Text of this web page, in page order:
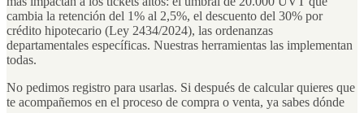
cambia la retención del 1% al 2,5%, el descuento del 30% por
crédito hipotecario (Ley 2434/2024), las ordenanzas
departamentales específicas. Nuestras herramientas las implementan
todas.
No pedimos registro para usarlas. Si después de calcular quieres que
te acompañemos en el proceso de compra o venta, ya sabes dónde